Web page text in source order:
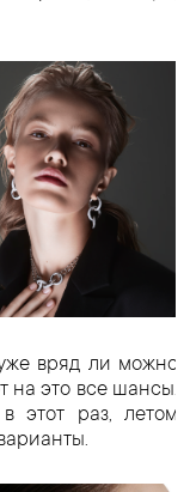
вряд ли можно
на это все шансы.
этот раз, летом